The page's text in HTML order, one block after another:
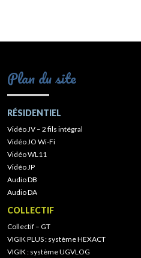
Plan du site
RÉSIDENTIEL
Vidéo JV – 2 fils intégral
Vidéo JO Wi-Fi
Vidéo WL11
Vidéo JP
Audio DB
Audio DA
COLLECTIF
Collectif – GT
VIGIK PLUS : système HEXACT
VIGIK : système UGVLOG